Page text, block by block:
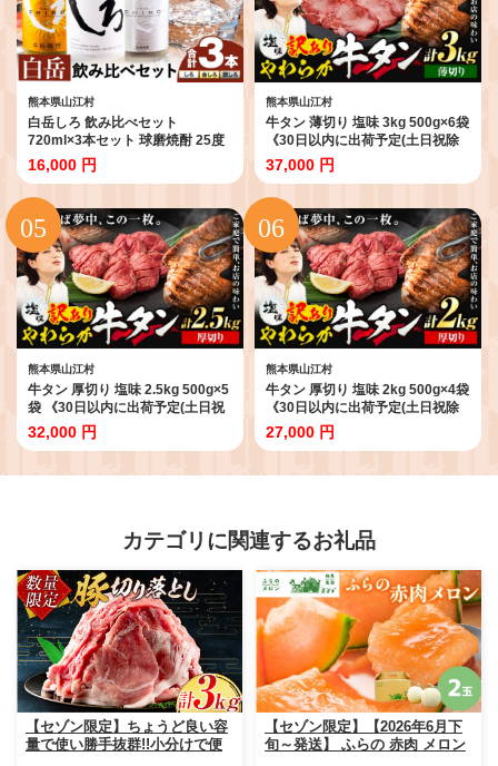
熊本県山江村
白岳しろ 飲み比べセット
720ml×3本セット 球磨焼酎 25度
高橋酒造株式会社《7-14日以内に
出荷予定(土日祝除く)》 飲み比べ
球磨焼酎 米焼酎 焼酎 酒 お酒 米
白岳 白岳しろ 銀しろ 金しろ 熊本
県山江村 送料無料
16,000 円
熊本県山江村
牛タン 薄切り 塩味 3kg 500g×6袋
《30日以内に出荷予定(土日祝除
く)》 牛肉 肉 牛 たん タン 牛たん
焼くだけ 訳あり 焼肉 焼き肉 熊本
県 山江村 薄切り BBQ タン下 塩
牛タン 冷凍 味付け肉 一番人気 塩
味 お取り寄せ 生活応援企画
37,000 円
熊本県山江村
牛タン 厚切り 塩味 2.5kg 500g×5
袋 《30日以内に出荷予定(土日祝
除く)》牛肉 肉 牛 たん タン 牛た
ん 焼くだけ 訳あり 焼肉 焼き肉 熊
塩牛タン 冷凍 味付け肉 一番人気
32,000 円
熊本県山江村
牛タン 厚切り 塩味 2kg 500g×4袋
《30日以内に出荷予定(土日祝除
く)》牛肉 肉 牛 たん タン 牛たん
焼くだけ 訳あり 焼肉 焼き肉 熊本
牛タン 冷凍 味付け肉 一番人気 塩
27,000 円
カテゴリに関連するお礼品
【セゾン限定】ちょうど良い容
量で使い勝手抜群!!小分けで便
【セゾン限定】【2026年6月下
旬～発送】 ふらの 赤肉 メロン